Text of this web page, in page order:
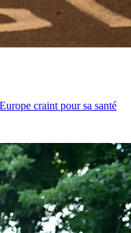
craint pour sa santé